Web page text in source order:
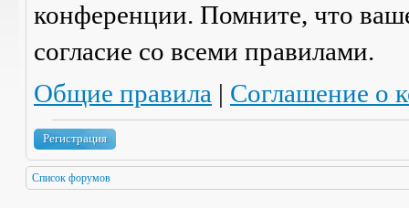
конференции. Помните, что
согласие со всеми правилами.
Общие правила | Соглашение о
Регистрация
Список форумов